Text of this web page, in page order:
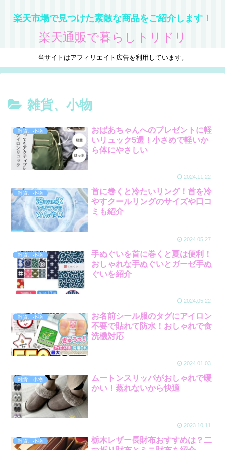
楽天市場で見つけた素敵な商品をご紹介します！
楽天通販で暮らしトリドリ
当サイトはアフィリエイト広告を利用しています。
雑貨、小物
雑貨、小物
おばあちゃんへのプレゼントに軽
いリュック5選！小さめで軽いか
ら体にやさしい
2024.11.22
雑貨、小物
首に巻くと冷たいリング！首を冷
やすクールリングのサイズや口コ
ミも紹介
2024.05.27
雑貨、小物
手ぬぐいを首に巻くと夏は便利！
おしゃれな手ぬぐいとガーゼ手ぬ
ぐいを紹介
2024.05.22
雑貨、小物
お名前シール服のタグにアイロン
不要で貼れて防水！おしゃれで食
洗機対応
2024.01.03
雑貨、小物
ムートンスリッパがおしゃれで暖
かい！蒸れないから快適
2023.10.11
雑貨、小物
栃木レザー長財布おすすめは？二